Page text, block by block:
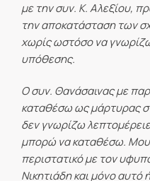
με την συν. Κ. Αλεξίου,
την αποκατάσταση των
χωρίς ωστόσο να
υπόθεσης.
Ο συν. Θανάσαινας με
καταθέσω ως μάρτυρας
δεν γνωρίζω
μπορώ να καταθέσω.
περιστατικό με τον
Νικητιάδη και μόνο αυτό